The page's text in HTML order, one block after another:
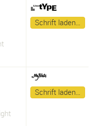
Schrift laden…
Schrift laden…